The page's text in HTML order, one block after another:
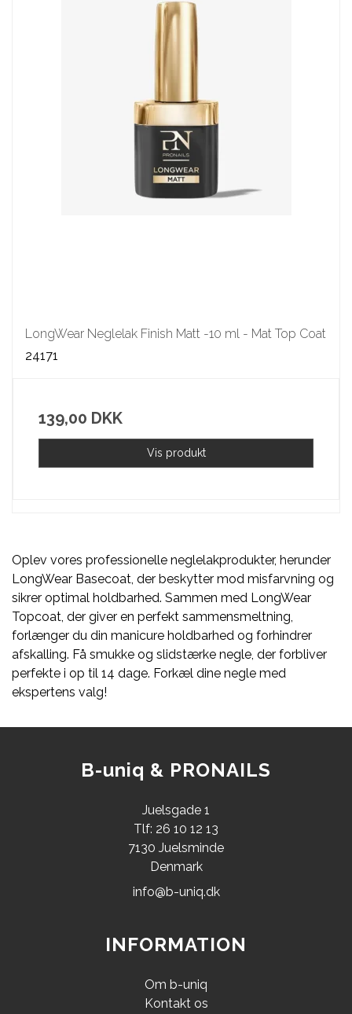
LongWear Neglelak Finish Matt -10 ml - Mat Top Coat
24171
139,00 DKK
Vis produkt
Oplev vores professionelle neglelakprodukter, herunder
LongWear Basecoat, der beskytter mod misfarvning og
sikrer optimal holdbarhed. Sammen med LongWear
Topcoat, der giver en perfekt sammensmeltning,
forlænger du din manicure holdbarhed og forhindrer
afskalling. Få smukke og slidstærke negle, der forbliver
perfekte i op til 14 dage. Forkæl dine negle med
ekspertens valg!
B-uniq & PRONAILS
Juelsgade 1
Tlf: 26 10 12 13
7130 Juelsminde
Denmark
info@b-uniq.dk
INFORMATION
Om b-uniq
Kontakt os